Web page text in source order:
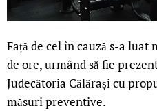
Față de cel în cauză s-a
de ore, urmând să fie
Judecătoria Călărași cu
măsuri preventive.